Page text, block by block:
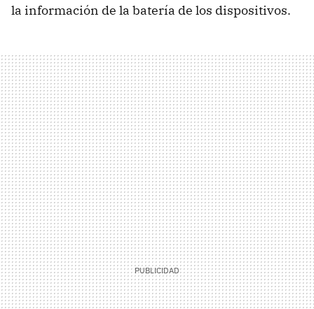
la información de la batería de los dispositivos.